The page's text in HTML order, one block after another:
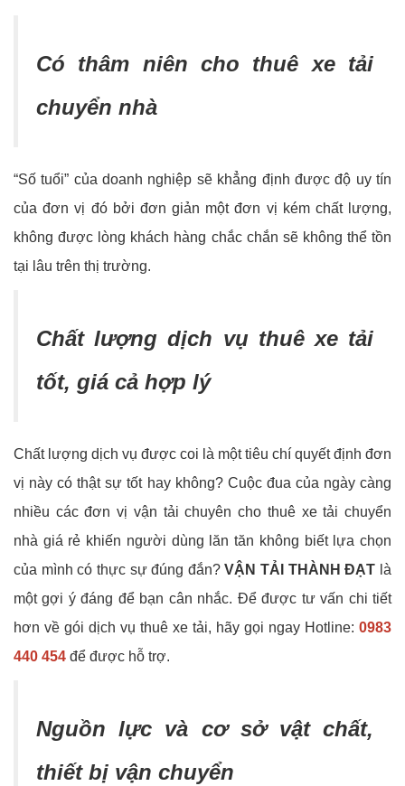
Có thâm niên cho thuê xe tải
chuyển nhà
“Số tuổi” của doanh nghiệp sẽ khẳng định được độ uy tín
của đơn vị đó bởi đơn giản một đơn vị kém chất lượng,
không được lòng khách hàng chắc chắn sẽ không thể tồn
tại lâu trên thị trường.
Chất lượng dịch vụ thuê xe tải
tốt, giá cả hợp lý
Chất lượng dịch vụ được coi là một tiêu chí quyết định đơn
vị này có thật sự tốt hay không? Cuộc đua của ngày càng
nhiều các đơn vị vận tải chuyên cho thuê xe tải chuyển
nhà giá rẻ khiến người dùng lăn tăn không biết lựa chọn
của mình có thực sự đúng đắn?VẬN TẢI THÀNH ĐẠT là
một gợi ý đáng để bạn cân nhắc. Để được tư vấn chi tiết
hơn về gói dịch vụ thuê xe tải, hãy gọi ngay Hotline: 0983
440 454 để được hỗ trợ.
Nguồn lực và cơ sở vật chất,
thiết bị vận chuyển